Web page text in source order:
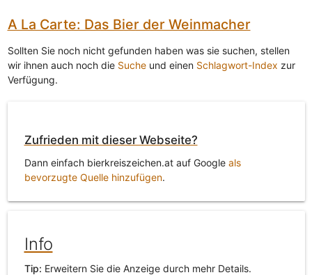
A La Carte: Das Bier der Weinmacher
Sollten Sie noch nicht gefunden haben was sie suchen, stellen
wir ihnen auch noch die Sucheund einen Schlagwort-Index zur
Verfügung.
Zufrieden mit dieser Webseite?
Dann einfach bierkreiszeichen.at auf Google als
bevorzugte Quelle hinzufügen.
Info
Tip: Erweitern Sie die Anzeige durch mehr Details.